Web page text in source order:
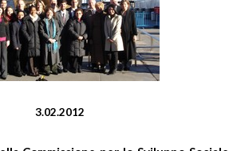
3.02.2012